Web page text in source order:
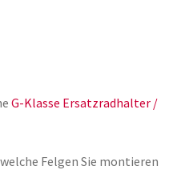
G-Klasse Ersatzradhalter /
Felgen Sie montieren